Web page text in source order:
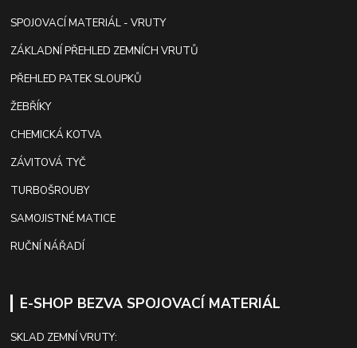
SPOJOVACÍ MATERIÁL - VRUTY
ZÁKLADNÍ PŘEHLED ZEMNÍCH VRUTŮ
PŘEHLED PATEK SLOUPKŮ
ŽEBŘÍKY
CHEMICKÁ KOTVA
ZÁVITOVÁ TYČ
TURBOŠROUBY
SAMOJISTNÉ MATICE
RUČNÍ NÁŘADÍ
E-SHOP BEZVA SPOJOVACÍ MATERIÁL
SKLAD ZEMNÍ VRUTY: